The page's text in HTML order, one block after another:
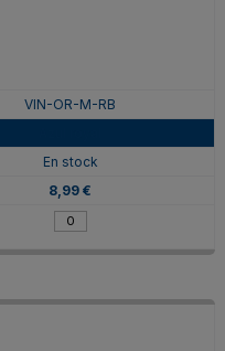
VIN-OR-M-RB
En stock
8,99 €